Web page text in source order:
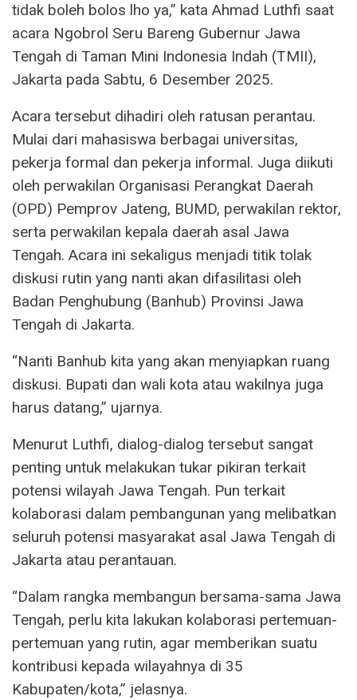
tidak boleh bolos lho ya,” kata Ahmad Luthfi saat
acara Ngobrol Seru Bareng Gubernur Jawa
Tengah di Taman Mini Indonesia Indah (TMII),
Jakarta pada Sabtu, 6 Desember 2025.
Acara tersebut dihadiri oleh ratusan perantau.
Mulai dari mahasiswa berbagai universitas,
pekerja formal dan pekerja informal. Juga diikuti
oleh perwakilan Organisasi Perangkat Daerah
(OPD) Pemprov Jateng, BUMD, perwakilan rektor,
serta perwakilan kepala daerah asal Jawa
Tengah. Acara ini sekaligus menjadi titik tolak
diskusi rutin yang nanti akan difasilitasi oleh
Badan Penghubung (Banhub) Provinsi Jawa
Tengah di Jakarta.
“Nanti Banhub kita yang akan menyiapkan ruang
diskusi. Bupati dan wali kota atau wakilnya juga
harus datang,” ujarnya.
Menurut Luthfi, dialog-dialog tersebut sangat
penting untuk melakukan tukar pikiran terkait
potensi wilayah Jawa Tengah. Pun terkait
kolaborasi dalam pembangunan yang melibatkan
seluruh potensi masyarakat asal Jawa Tengah di
Jakarta atau perantauan.
“Dalam rangka membangun bersama-sama Jawa
Tengah, perlu kita lakukan kolaborasi pertemuan-
pertemuan yang rutin, agar memberikan suatu
kontribusi kepada wilayahnya di 35
Kabupaten/kota,” jelasnya.